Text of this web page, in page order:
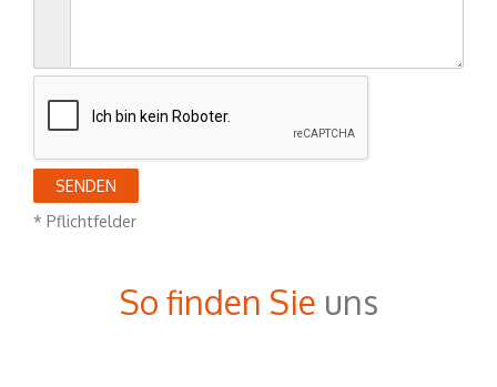
* Pflichtfelder
So finden Sie uns